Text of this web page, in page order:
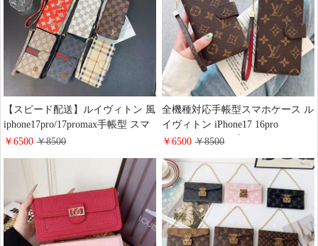
【スピード配送】ルイヴィトン 風
iphone17pro/17promax手帳型 スマ
ホケース モノグラム柄 LV
マグネット マグ閉じ GUCCI GG
スプリーム iphone14/13ケース 手
帳型 ブランドgalaxy s26/s25ケース
ビジネス風 大人 おしゃれ
￥6500￥8500
全機種対応手帳型スマホケース ル
イヴィトン iPhone17 16pro
15promaxケース 高級 レザー モノ
pixel9/9pro/8a携帯カバー 財布型
大人 可愛い LV galaxy Aquos
xperia Huawei Mate60 Pro手帳型ス
マホケース ファッション
￥6500￥8500